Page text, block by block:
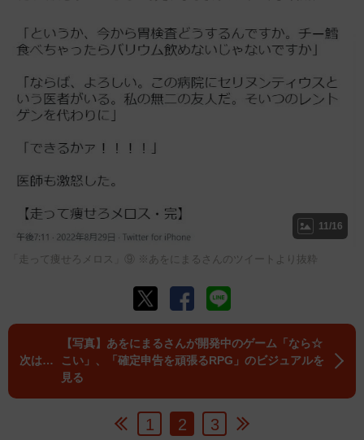
11/16
「走って痩せろメロス」⑨ ※あをにまるさんのツイートより抜粋
【写真】あをにまるさんが開発中のゲーム「なら☆
こい」、「確定申告を頑張るRPG」のビジュアルを
見る
1 2 3